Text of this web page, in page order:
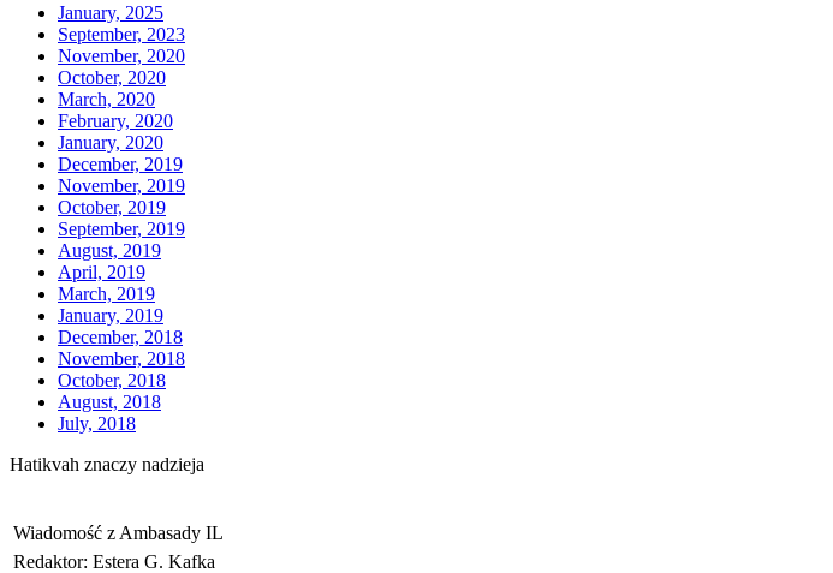
January, 2025
September, 2023
November, 2020
October, 2020
March, 2020
February, 2020
January, 2020
December, 2019
November, 2019
October, 2019
September, 2019
August, 2019
April, 2019
March, 2019
January, 2019
December, 2018
November, 2018
October, 2018
August, 2018
July, 2018
Hatikvah znaczy nadzieja
Wiadomość z Ambasady IL
Redaktor: Estera G. Kafka